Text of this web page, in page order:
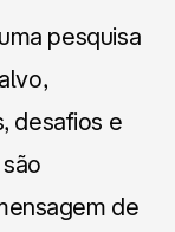
pesquisa
desafios e
de